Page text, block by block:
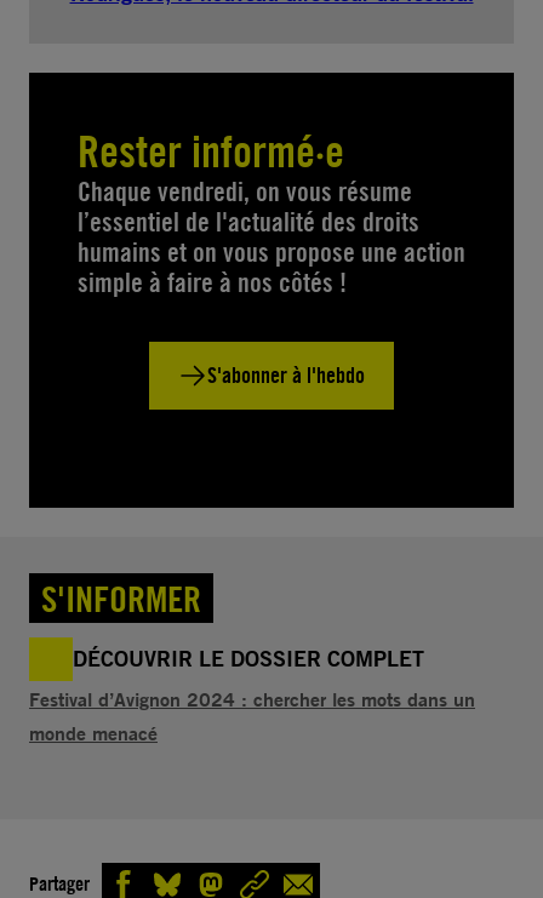
Rester informé·e
Chaque vendredi, on vous résume
l’essentiel de l'actualité des droits
humains et on vous propose une action
simple à faire à nos côtés !
S'abonner à l'hebdo
S'INFORMER
DÉCOUVRIR LE DOSSIER COMPLET
Festival d’Avignon 2024 : chercher les mots dans un
monde menacé
Partager